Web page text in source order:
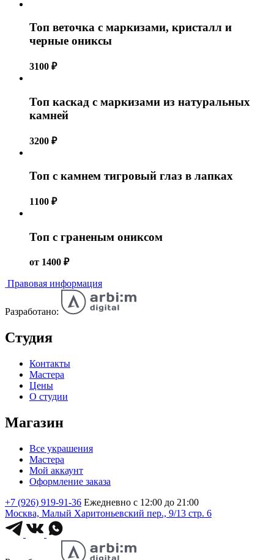
Топ веточка с маркизами, кристалл и
черные ониксы
3100 ₽
Топ каскад с маркизами из натуральных
камней
3200 ₽
Топ с камнем тигровый глаз в лапках
1100 ₽
Топ с граненым ониксом
от 1400 ₽
Правовая информация
Разработано:
Студия
Контакты
Мастера
Цены
О студии
Магазин
Все украшения
Мастера
Мой аккаунт
Оформление заказа
+7 (926) 919-91-36 Ежедневно с 12:00 до 21:00
Москва, Малый Харитоньевский пер., 9/13 стр. 6